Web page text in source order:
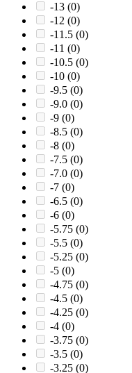
-13 (0)
-12 (0)
-11.5 (0)
-11 (0)
-10.5 (0)
-10 (0)
-9.5 (0)
-9.0 (0)
-9 (0)
-8.5 (0)
-8 (0)
-7.5 (0)
-7.0 (0)
-7 (0)
-6.5 (0)
-6 (0)
-5.75 (0)
-5.5 (0)
-5.25 (0)
-5 (0)
-4.75 (0)
-4.5 (0)
-4.25 (0)
-4 (0)
-3.75 (0)
-3.5 (0)
-3.25 (0)